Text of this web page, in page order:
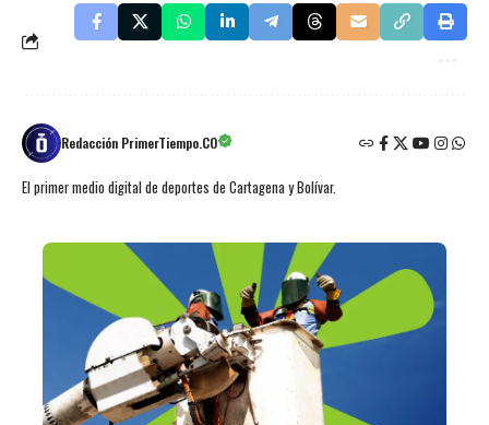
Redacción PrimerTiempo.CO
El primer medio digital de deportes de Cartagena y Bolívar.